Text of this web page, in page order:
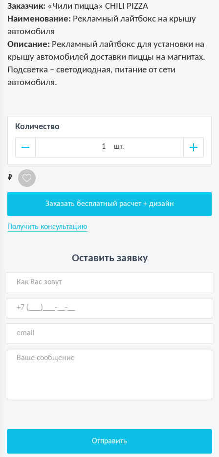
Заказчик: «Чили пицца» CHILI PIZZA
Наименование: Рекламный лайтбокс на крышу
автомобиля
Описание: Рекламный лайтбокс для установки на
крышу автомобилей доставки пиццы на магнитах.
Подсветка – светодиодная, питание от сети
автомобиля.
Количество
шт.
1
Заказать бесплатный расчет + дизайн
Получить консультацию
Оставить заявку